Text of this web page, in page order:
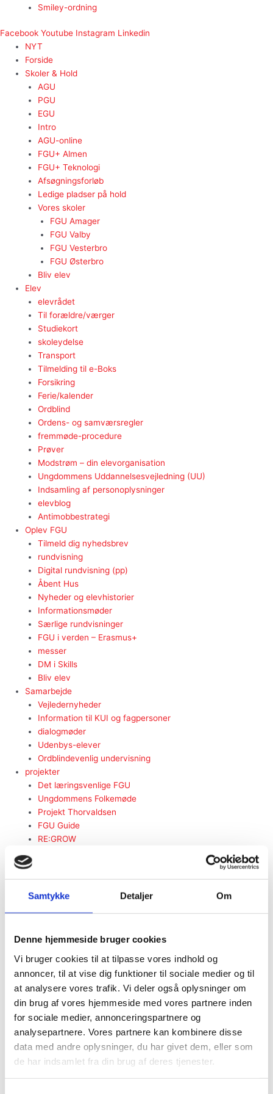
Samtykke Detaljer Om
Denne hjemmeside bruger cookies
Vi bruger cookies til at tilpasse vores indhold og
annoncer, til at vise dig funktioner til sociale medier og til
at analysere vores trafik. Vi deler også oplysninger om
din brug af vores hjemmeside med vores partnere inden
for sociale medier, annonceringspartnere og
analysepartnere. Vores partnere kan kombinere disse
data med andre oplysninger, du har givet dem, eller som
de har indsamlet fra din brug af deres tjenester.
Smiley-ordning
Facebook Youtube Instagram Linkedin
NYT
Forside
Skoler & Hold
AGU
PGU
EGU
Intro
AGU-online
FGU+ Almen
FGU+ Teknologi
Afsøgningsforløb
Ledige pladser på hold
Vores skoler
FGU Amager
FGU Valby
FGU Vesterbro
FGU Østerbro
Bliv elev
Elev
elevrådet
Til forældre/værger
Studiekort
skoleydelse
Transport
Tilmelding til e-Boks
Forsikring
Ferie/kalender
Ordblind
Ordens- og samværsregler
fremmøde-procedure
Prøver
Modstrøm – din elevorganisation
Ungdommens Uddannelsesvejledning (UU)
Indsamling af personoplysninger
elevblog
Antimobbestrategi
Oplev FGU
Tilmeld dig nyhedsbrev
rundvisning
Digital rundvisning (pp)
Åbent Hus
Nyheder og elevhistorier
Informationsmøder
Særlige rundvisninger
FGU i verden – Erasmus+
messer
DM i Skills
Bliv elev
Samarbejde
Vejledernyheder
Information til KUI og fagpersoner
dialogmøder
Udenbys-elever
Ordblindevenlig undervisning
projekter
Det læringsvenlige FGU
Ungdommens Folkemøde
Projekt Thorvaldsen
FGU Guide
RE:GROW
Kontakt
Vores skoler
Job hos FGU Hovedstaden
Bestyrelse
Vedtægter
UMV
årsrapporter
Privatlivspolitik
whistleblowerordning
Antimobbestrategi
Regler for prøver i FGU Hovedstaden
Indsamling af personoplysninger